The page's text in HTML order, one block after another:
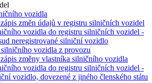
vozidla
změn údajů v registru silničních vozidel
vozidla do registru silničních vozidel -
neregistrované silniční vozidlo
vozidla z provozu
změny vlastníka silničního vozidla
vozidla do registru silničních vozidel -
vozidlo, dovezené z jiného členského státu